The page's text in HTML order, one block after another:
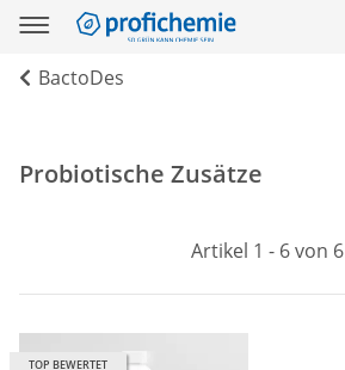
BactoDes
Probiotische Zusätze
Artikel 1 - 6 von 6
TOP BEWERTET